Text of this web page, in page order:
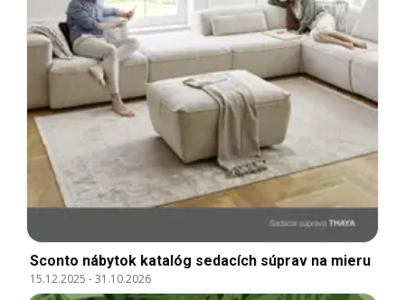
Sconto nábytok katalóg sedacích súprav na mieru
15.12.2025 -31.10.2026